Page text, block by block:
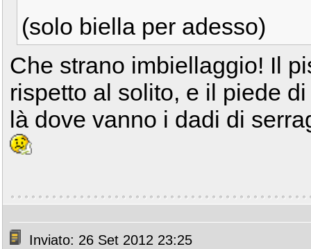
(solo biella per adesso)
Che strano imbiellaggio! Il
rispetto al solito, e il piede
là dove vanno i dadi di
Inviato: 26 Set 2012 23:25